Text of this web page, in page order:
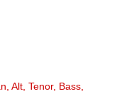
Alt, Tenor, Bass,